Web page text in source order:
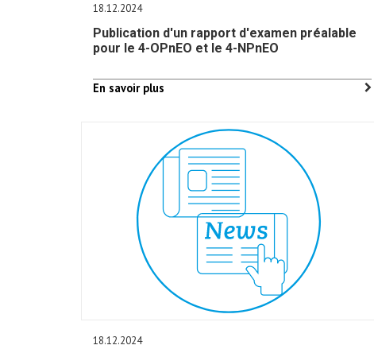
18.12.2024
Publication d'un rapport d'examen préalable
pour le 4-OPnEO et le 4-NPnEO
En savoir plus
18.12.2024